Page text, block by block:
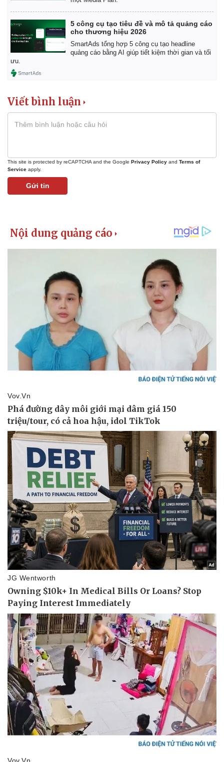
Thể thao
Thế giới thể thao
5 công cụ tạo tiêu đề và mô tả quảng cáo
cho thương hiệu 2026
SmartAds tổng hợp 5 công cụ tạo headline
quảng cáo bằng AI giúp tiết kiệm thời gian và tối
ưu.
Viết bình luận
This site is protected by reCAPTCHA and the Google Privacy Policy and Terms of
Service apply.
Gửi tin